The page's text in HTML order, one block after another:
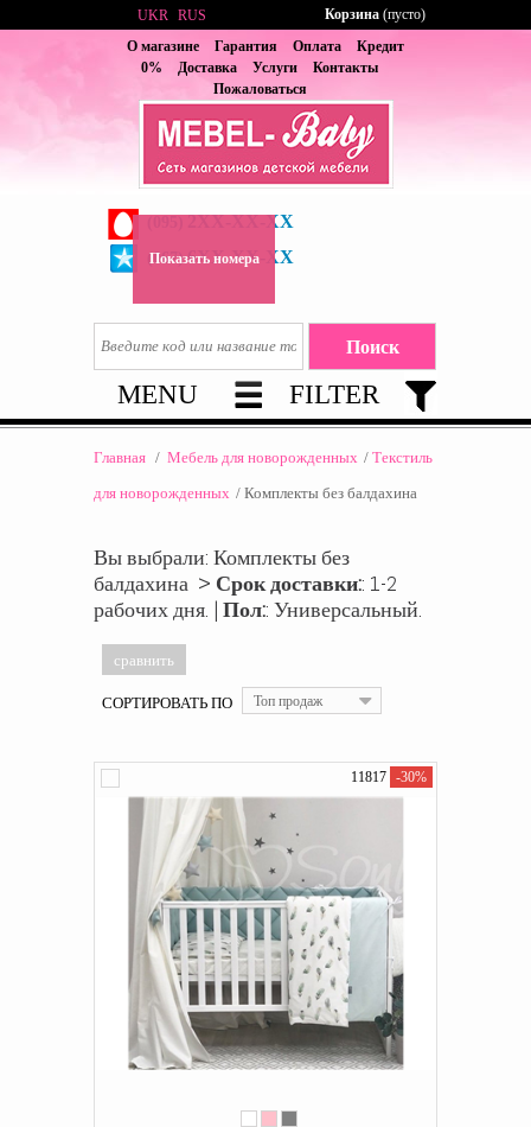
О магазине Гарантия Оплата
Кредит
0%
Доставка Услуги
Контакты
Пожаловаться
2XX-XX-XX
(067) 6XX-XX-XX
Показать номера
UKR RUS Корзина (пусто)
MENU FILTER
Главная / Мебель для новорожденных / Текстиль
для новорожденных / Комплекты без балдахина
Вы выбрали: Комплекты без
балдахина > Срок доставки:: 1-2
рабочих дня. | Пол:: Универсальный.
СОРТИРОВАТЬ ПО Топ продаж
11817 -30%